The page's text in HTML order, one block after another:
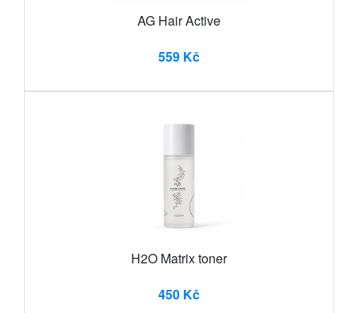
AG Hair Active
559 Kč
H2O Matrix toner
450 Kč